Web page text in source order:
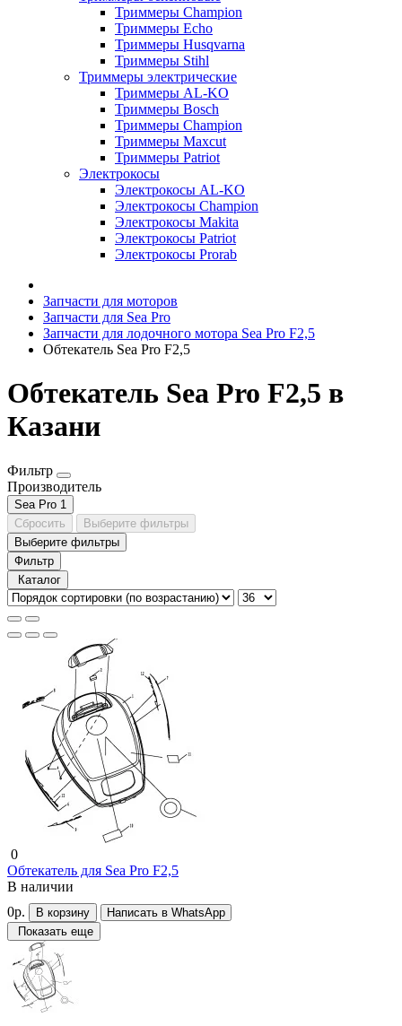
Триммеры Champion
Триммеры Echo
Триммеры Husqvarna
Триммеры Stihl
Триммеры электрические
Триммеры AL-KO
Триммеры Bosch
Триммеры Champion
Триммеры Maxcut
Триммеры Patriot
Электрокосы
Электрокосы AL-KO
Электрокосы Champion
Электрокосы Makita
Электрокосы Patriot
Электрокосы Prorab
Запчасти для моторов
Запчасти для Sea Pro
Запчасти для лодочного мотора Sea Pro F2,5
Обтекатель Sea Pro F2,5
Обтекатель Sea Pro F2,5 в
Казани
Фильтр
Производитель
Sea Pro 1
Сбросить
Выберите фильтры
Выберите фильтры
Фильтр
Каталог
0
Обтекатель для Sea Pro F2,5
В наличии
0р.
В корзину
Написать в WhatsApp
Показать еще